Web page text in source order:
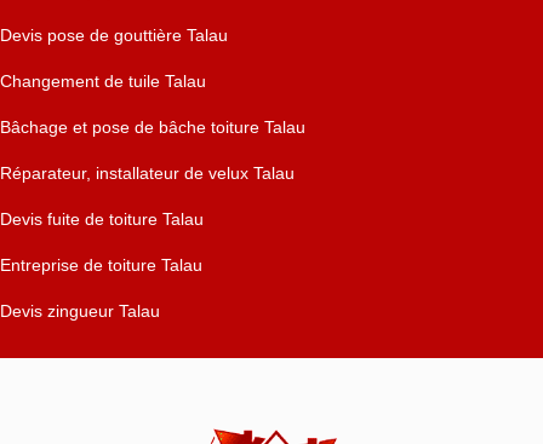
Devis pose de gouttière Talau
Changement de tuile Talau
Bâchage et pose de bâche toiture Talau
Réparateur, installateur de velux Talau
Devis fuite de toiture Talau
Entreprise de toiture Talau
Devis zingueur Talau